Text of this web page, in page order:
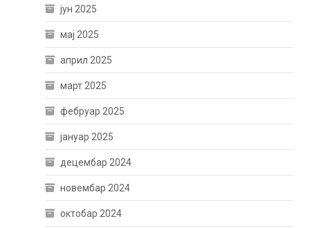
јун 2025
мај 2025
април 2025
март 2025
фебруар 2025
јануар 2025
децембар 2024
новембар 2024
октобар 2024